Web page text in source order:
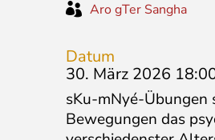
 Aro gTer Sangha
Datum
30. März 2026
sKu-mNyé-Übungen
Bewegungen das